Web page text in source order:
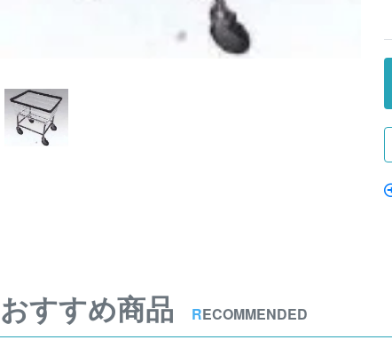
おすすめ商品 RECOMMENDED